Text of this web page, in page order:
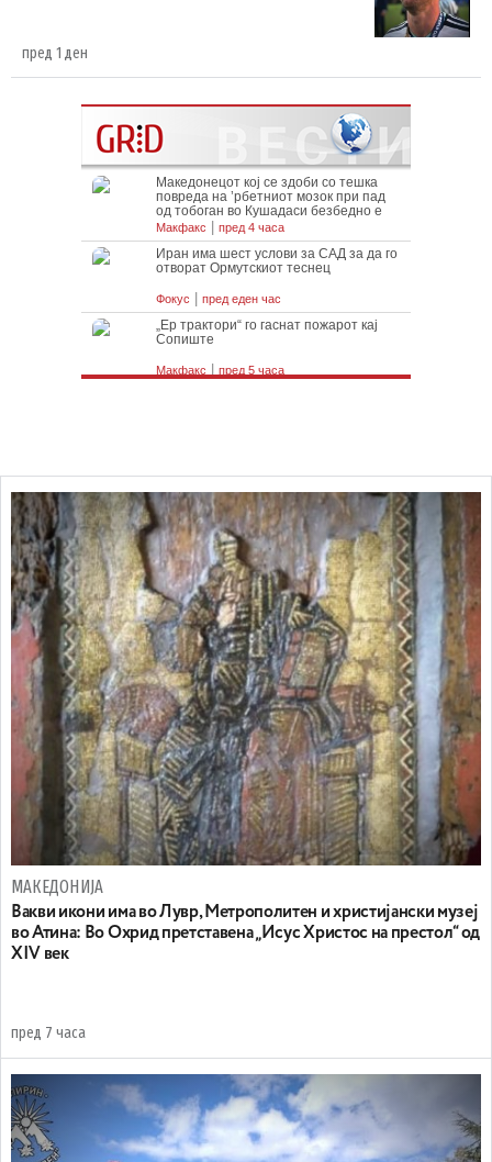
пред 1 ден
МАКЕДОНИЈА
Вакви икони има во Лувр, Метрополитен и христијански музеј
во Атина: Во Охрид претставена „Исус Христос на престол“ од
XIV век
пред 7 часа